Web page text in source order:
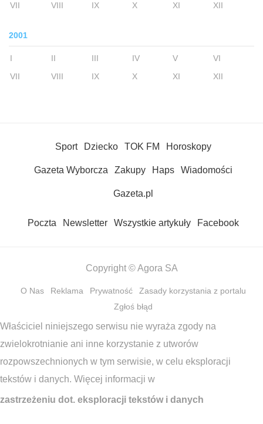
VII
VIII IX X XI XII
2001
I II III IV V
VI
VII
VIII IX X XI XII
Sport Dziecko TOK FM Horoskopy
Gazeta Wyborcza Zakupy Haps Wiadomości
Gazeta.pl
Poczta Newsletter Wszystkie artykuły Facebook
Copyright © Agora SA
O Nas Reklama Prywatność
Zasady korzystania z portalu
Zgłoś błąd
Właściciel niniejszego serwisu nie wyraża zgody na
zwielokrotnianie ani inne korzystanie z utworów
rozpowszechnionych w tym serwisie, w celu eksploracji
tekstów i danych. Więcej informacji w
zastrzeżeniu dot. eksploracji tekstów i danych